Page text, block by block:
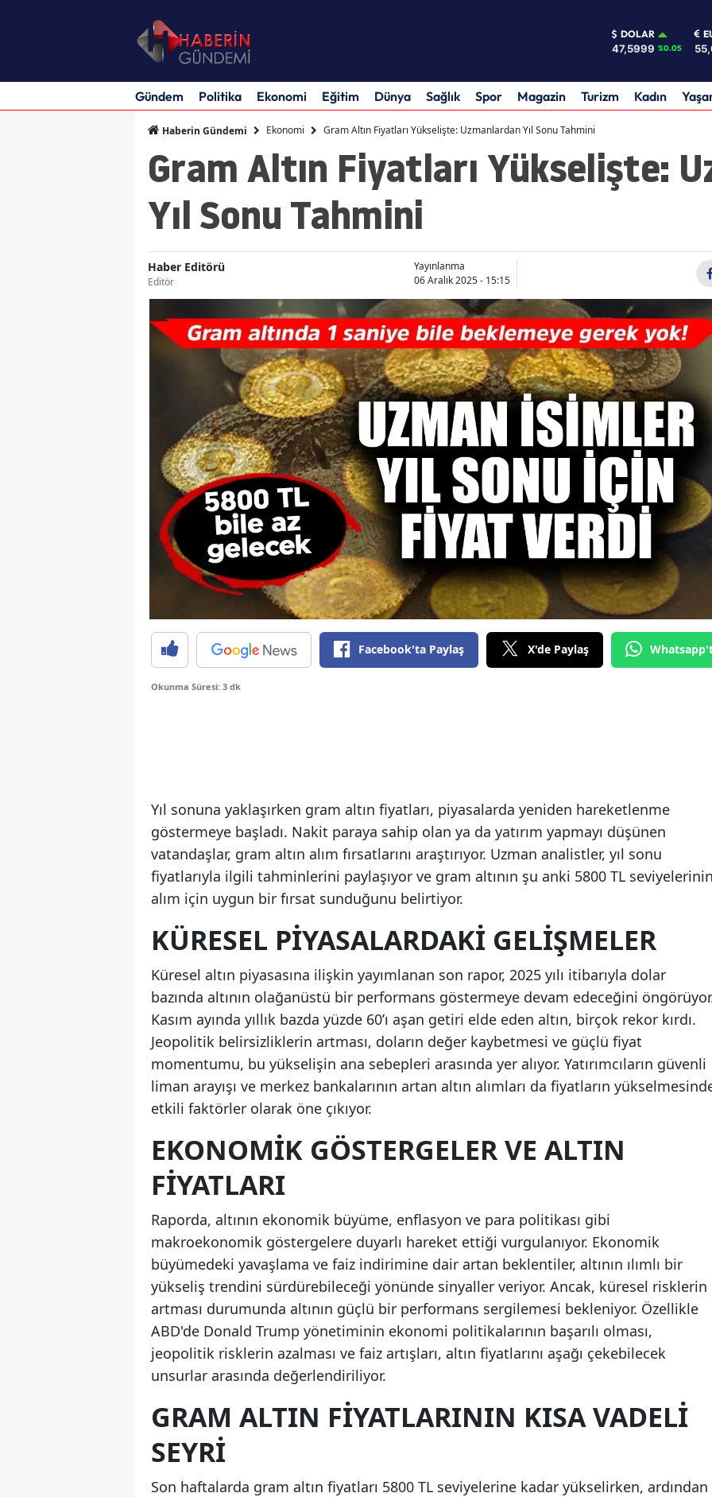
DOLAR
47,5999 %0.05
Gündem Politika Ekonomi Eğitim Dünya Sağlık Spor Magazin Turizm Kadın
Haberin Gündemi Ekonomi Gram Altın Fiyatları Yükselişte: Uzmanlardan Yıl Sonu Tahmini
Gram Altın Fiyatları Yükselişte:
Yıl Sonu Tahmini
Haber Editörü
Editör
Yayınlanma
06 Aralık 2025 - 15:15
Facebook'ta Paylaş X'de Paylaş
Okunma Süresi: 3 dk
Yıl sonuna yaklaşırken gram altın fiyatları, piyasalarda yeniden hareketlenme
göstermeye başladı. Nakit paraya sahip olan ya da yatırım yapmayı düşünen
vatandaşlar, gram altın alım fırsatlarını araştırıyor. Uzman analistler, yıl sonu
fiyatlarıyla ilgili tahminlerini paylaşıyor ve gram altının şu anki 5800 TL
alım için uygun bir fırsat sunduğunu belirtiyor.
KÜRESEL PIYASALARDAKI GELIŞMELER
Küresel altın piyasasına ilişkin yayımlanan son rapor, 2025 yılı itibarıyla dolar
bazında altının olağanüstü bir performans göstermeye devam edeceğini
Kasım ayında yıllık bazda yüzde 60’ı aşan getiri elde eden altın, birçok rekor kırdı.
Jeopolitik belirsizliklerin artması, doların değer kaybetmesi ve güçlü fiyat
momentumu, bu yükselişin ana sebepleri arasında yer alıyor. Yatırımcıların güvenli
liman arayışı ve merkez bankalarının artan altın alımları da fiyatların
etkili faktörler olarak öne çıkıyor.
EKONOMIK GÖSTERGELER VE ALTIN
FIYATLARI
Raporda, altının ekonomik büyüme, enflasyon ve para politikası gibi
makroekonomik göstergelere duyarlı hareket ettiği vurgulanıyor. Ekonomik
büyümedeki yavaşlama ve faiz indirimine dair artan beklentiler, altının ılımlı bir
yükseliş trendini sürdürebileceği yönünde sinyaller veriyor. Ancak, küresel risklerin
artması durumunda altının güçlü bir performans sergilemesi bekleniyor. Özellikle
ABD'de Donald Trump yönetiminin ekonomi politikalarının başarılı olması,
jeopolitik risklerin azalması ve faiz artışları, altın fiyatlarını aşağı çekebilecek
unsurlar arasında değerlendiriliyor.
GRAM ALTIN FIYATLARININ KISA VADELI
SEYRI
Son haftalarda gram altın fiyatları 5800 TL seviyelerine kadar yükselirken, ardından